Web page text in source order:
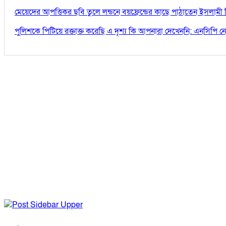
মেয়েদের আপত্তিকর ছবি তুলে লন্ডনে বয়ফ্রেন্ডের কাছে পাঠাতেন ইসলামী
পুলিশকে পিটিয়ে রক্তাক্ত করেছি এ দৃশ্য কি আপনারা দেখেননি: এনসিপি